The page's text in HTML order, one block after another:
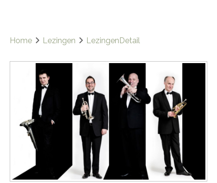
Home Lezingen LezingenDetail